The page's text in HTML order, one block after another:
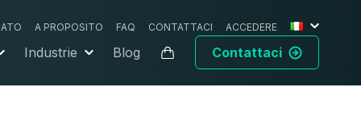
A PROPOSITO FAQ CONTATTACI ACCEDERE
Industrie Blog Contattaci